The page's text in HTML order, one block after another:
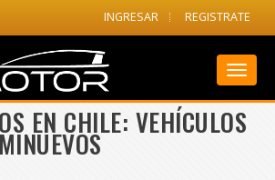
INGRESAR REGISTRATE
EN CHILE: VEHÍCULOS